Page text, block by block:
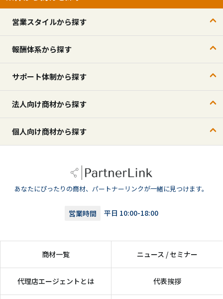
営業スタイルから探す
報酬体系から探す
サポート体制から探す
法人向け商材から探す
個人向け商材から探す
あなたにぴったりの商材、パートナーリンクが一緒に見つけます。
営業時間 平日 10:00-18:00
商材一覧 ニュース / セミナー
代理店エージェントとは 代表挨拶